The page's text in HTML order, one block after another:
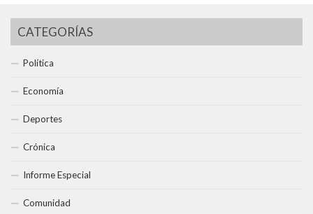
CATEGORÍAS
Política
Economía
Deportes
Crónica
Informe Especial
Comunidad